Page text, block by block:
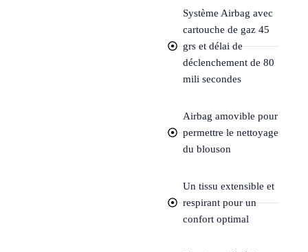
Système Airbag avec
cartouche de gaz 45
grs et délai de
déclenchement de 80
mili secondes
Airbag amovible pour
permettre le nettoyage
du blouson
Un tissu extensible et
respirant pour un
confort optimal